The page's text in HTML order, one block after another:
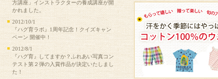
方講座」インストラクターの養成講座が開
かれました。
2012/10/1
『ハグ育ラボ』1周年記念！クイズキャン
ペーン 開催中！
2012/8/1
『ハグ育』してますか？ふれあい写真コン
テスト第２弾の入賞作品が決定いたしまし
た！